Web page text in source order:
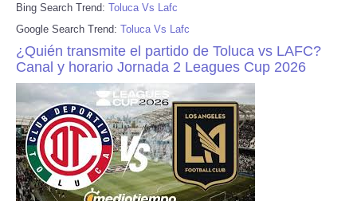
Bing Search Trend: Toluca Vs Lafc
Google Search Trend: Toluca Vs Lafc
¿Quién transmite el partido de Toluca vs LAFC?
Canal y horario Jornada 2 Leagues Cup 2026